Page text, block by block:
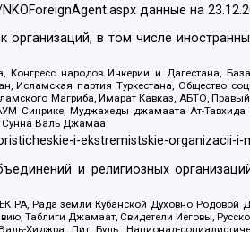
данные на
в том числе
народов Ичкерии и Дагестана,
Исламская партия Туркестана,
Магриба, Имарат Кавказ, АБТО,
Синрике, Муджахеды джамаата Ат-
Валь Джамаа
i-ekstremistskie-organizacii-i-
и религиозных
РА, Рада земли Кубанской Духовно
Таблиги Джамаат, Свидетели Иеговы,
Хиджра, Пит Буль, Национал-